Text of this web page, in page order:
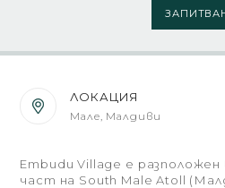
ЛОКАЦИЯ
Мале, Малдиви
Embudu Village е
част на South Male Atoll